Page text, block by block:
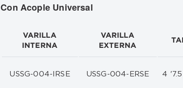
Con Acople Universal
VARILLA
INTERNA
VARILLA
EXTERNA
USSG-004-IRSE USSG-004-ERSE 4